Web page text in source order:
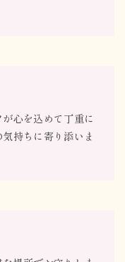
心を込めて丁重に
持ちに寄り添いま